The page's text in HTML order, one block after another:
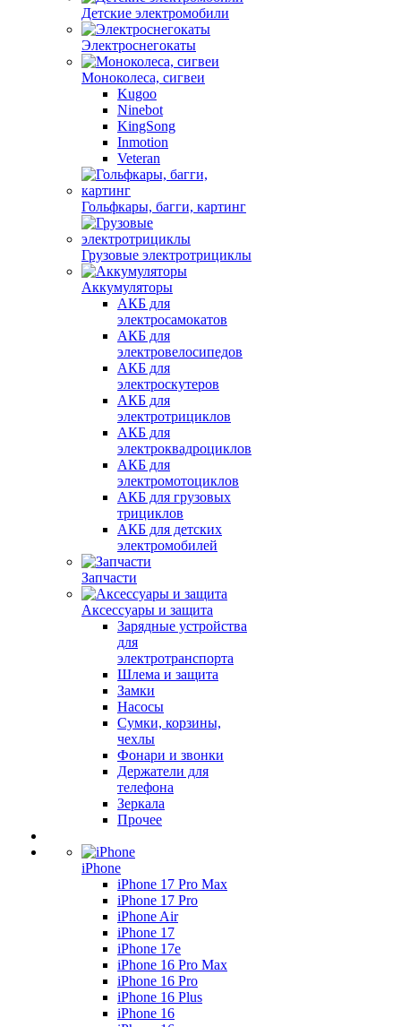
Детские электромобили
Электроснегокаты
Моноколеса, сигвеи
Kugoo
Ninebot
KingSong
Inmotion
Veteran
Гольфкары, багги, картинг
Грузовые электротрициклы
Аккумуляторы
АКБ для
электросамокатов
АКБ для
электровелосипедов
АКБ для
электроскутеров
АКБ для
электротрициклов
АКБ для
электроквадроциклов
АКБ для
электромотоциклов
АКБ для грузовых
трициклов
АКБ для детских
электромобилей
Запчасти
Аксессуары и защита
Зарядные устройства
для
электротранспорта
Шлема и защита
Замки
Насосы
Сумки, корзины,
чехлы
Фонари и звонки
Держатели для
телефона
Зеркала
Прочее
iPhone
iPhone 17 Pro Max
iPhone 17 Pro
iPhone Air
iPhone 17
iPhone 17e
iPhone 16 Pro Max
iPhone 16 Pro
iPhone 16 Plus
iPhone 16